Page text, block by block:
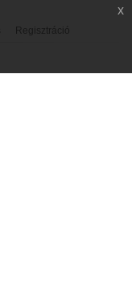
Regisztráció
x